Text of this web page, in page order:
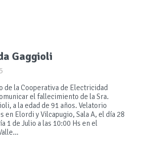
Gaggioli
de la Cooperativa de Electricidad
el fallecimiento de la Sra.
a la edad de 91 años. Velatorio
en Elordi y Vilcapugio, Sala A, el día 28
1 de Julio a las 10:00 Hs en el